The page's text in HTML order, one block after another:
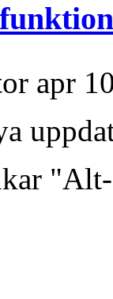
apr